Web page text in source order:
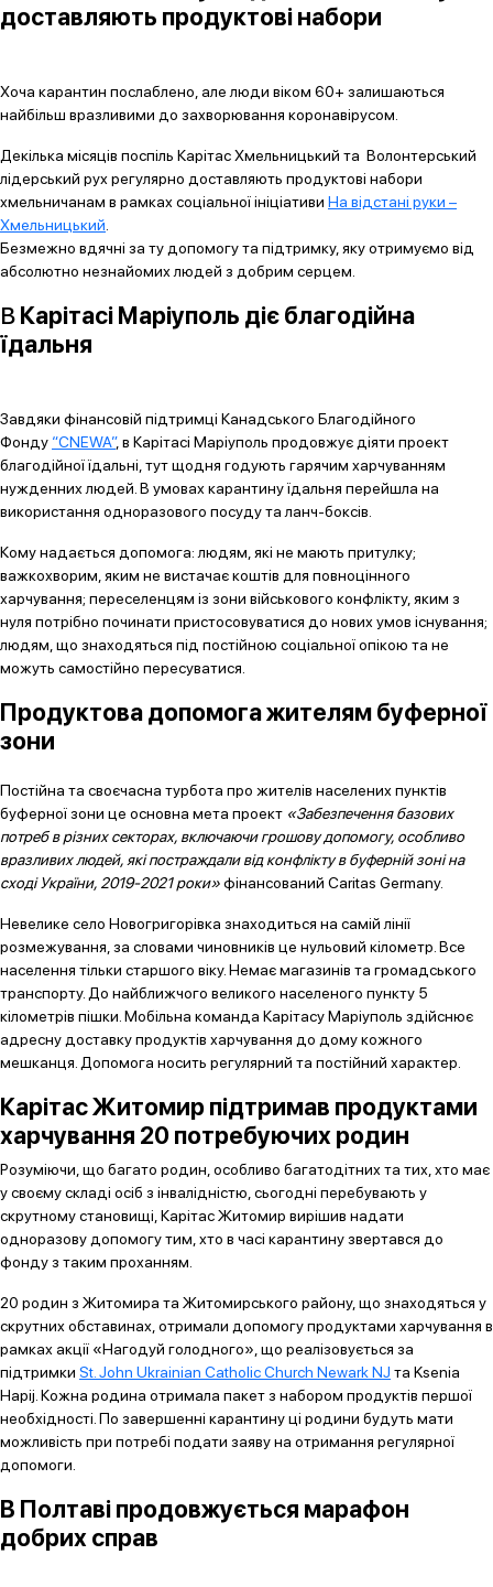
доставляють продуктові набори
Хоча карантин послаблено, але люди віком 60+ залишаються
найбільш вразливими до захворювання коронавірусом.
Декілька місяців поспіль Карітас Хмельницький та Волонтерський
лідерський рух регулярно доставляють продуктові набори
хмельничанам в рамках соціальної ініціативи На відстані руки –
Хмельницький
Безмежно вдячні за ту допомогу та підтримку, яку отримуємо від
абсолютно незнайомих людей з добрим серцем.
ВКарітасі Маріуполь діє благодійна
їдальня
Завдяки фінансовій підтримці Канадського Благодійного
Фонду “CNEWA”, в Карітасі Маріуполь продовжує діяти проект
благодійної їдальні, тут щодня годують гарячим харчуванням
нужденних людей. В умовах карантину їдальня перейшла на
використання одноразового посуду та ланч-боксів.
Кому надається допомога: людям, які не мають притулку;
важкохворим, яким не вистачає коштів для повноцінного
харчування; переселенцям із зони військового конфлікту, яким з
нуля потрібно починати пристосовуватися до нових умов існування;
людям, що знаходяться під постійною соціальної опікою та не
можуть самостійно пересуватися.
Продуктова допомога жителям буферної
зони
Постійна та своєчасна турбота про жителів населених пунктів
буферної зони це основна мета проект «Забезпечення базових
потреб в різних секторах, включаючи грошову допомогу, особливо
вразливих людей, які постраждали від конфлікту в буферній зоні на
сході України, 2019-2021 роки»фінансований Caritas Germany.
Невелике село Новогригорівка знаходиться на самій лінії
розмежування, за словами чиновників це нульовий кілометр. Все
населення тільки старшого віку. Немає магазинів та громадського
транспорту. До найближчого великого населеного пункту 5
кілометрів пішки. Мобільна команда Карітасу Маріуполь здійснює
адресну доставку продуктів харчування до дому кожного
мешканця. Допомога носить регулярний та постійний характер.
Карітас Житомир підтримав продуктами
харчування 20 потребуючих родин
Розуміючи, що багато родин, особливо багатодітних та тих, хто має
у своєму складі осіб з інвалідністю, сьогодні перебувають у
скрутному становищі, Карітас Житомир вирішив надати
одноразову допомогу тим, хто в часі карантину звертався до
фонду з таким проханням.
20 родин з Житомира та Житомирського району, що знаходяться у
скрутних обставинах, отримали допомогу продуктами харчування в
рамках акції «Нагодуй голодного», що реалізовується за
підтримки St. John Ukrainian Catholic Church Newark NJ та Ksenia
Hapij. Кожна родина отримала пакет з набором продуктів першої
необхідності. По завершенні карантину ці родини будуть мати
можливість при потребі подати заяву на отримання регулярної
допомоги.
В Полтаві продовжується марафон
добрих справ